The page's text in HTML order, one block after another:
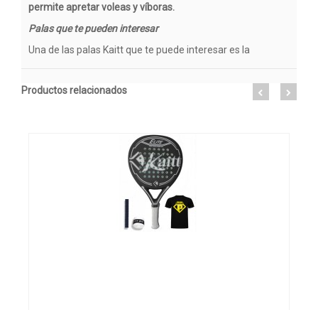
permite apretar voleas y víboras.
Palas que te pueden interesar
Una de las palas Kaitt que te puede interesar es la
Productos relacionados